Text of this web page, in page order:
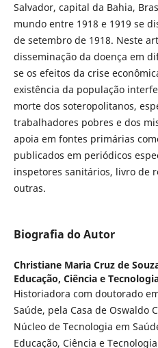
Salvador, capital da Bahia,
mundo entre 1918 e 1919 se
de setembro de 1918. Neste
disseminação da doença em
se os efeitos da crise
existência da população
morte dos soteropolitanos,
trabalhadores pobres e dos
apoia em fontes primárias
publicados em periódicos
inspetores sanitários, livro de
outras.
Biografia do Autor
Christiane Maria Cruz de
Educação, Ciência e
Historiadora com doutorado
Saúde, pela Casa de Oswaldo
Núcleo de Tecnologia em
Educação, Ciência e